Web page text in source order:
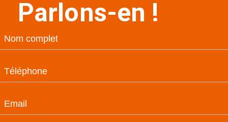
Parlons-en !